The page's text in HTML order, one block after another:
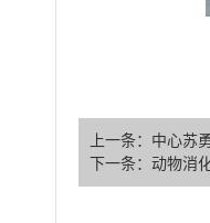
上一条：中心苏
下一条：动物消